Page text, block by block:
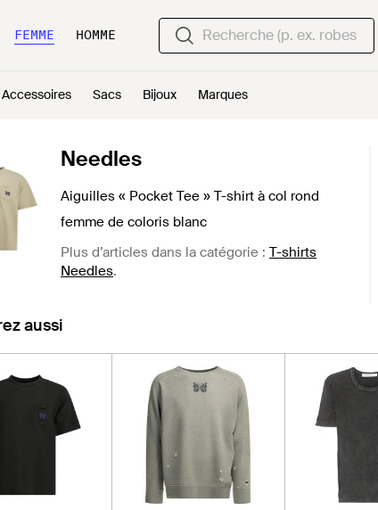
FEMME HOMME
Accessoires Sacs Bijoux Marques
Needles
Aiguilles « Pocket Tee » T-shirt à col rond
femme de coloris blanc
Plus d’articles dans la catégorie : T-shirts
Needles.
aussi